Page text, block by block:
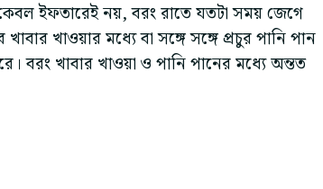
ইফতারেই নয়, বরং রাতে যতটা সময় জেগে
খাওয়ার মধ্যে বা সঙ্গে সঙ্গে প্রচুর পানি পান
বরং খাবার খাওয়া ও পানি পানের মধ্যে অন্তত